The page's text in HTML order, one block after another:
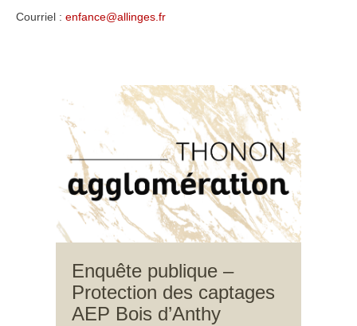
Courriel : enfance@allinges.fr
Enquête publique –
Protection des captages
AEP Bois d’Anthy